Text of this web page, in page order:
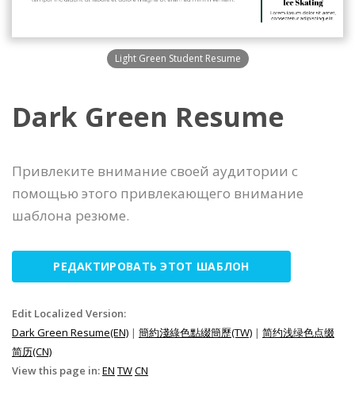
Light Green Student Resume
Dark Green Resume
Привлеките внимание своей аудитории с
помощью этого привлекающего внимание
шаблона резюме.
РЕДАКТИРОВАТЬ ЭТОТ ШАБЛОН
Edit Localized Version:
Dark Green Resume(EN) | 簡約淺綠色點綴簡歷(TW) | 简约浅绿色点缀
简历(CN)
View this page in:EN TWCN